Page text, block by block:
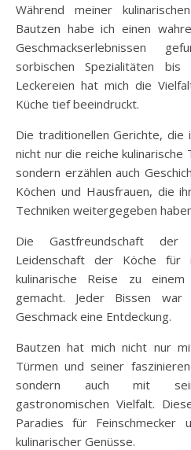
Während meiner
Bautzen habe ich einen
Geschmackserlebnissen
sorbischen Spezialitäten
Leckereien hat mich die
Küche tief beeindruckt.
Die traditionellen Gerichte, die
nicht nur die reiche
sondern erzählen auch
Köchen und Hausfrauen, die
Techniken weitergegeben
Die Gastfreundschaft der
Leidenschaft der Köche für
kulinarische Reise zu einem
gemacht. Jeder Bissen
Geschmack eine Entdeckung.
Bautzen hat mich nicht nur
Türmen und seiner
sondern auch mit
gastronomischen Vielfalt.
Paradies für Feinschmecker
kulinarischer Genüsse.